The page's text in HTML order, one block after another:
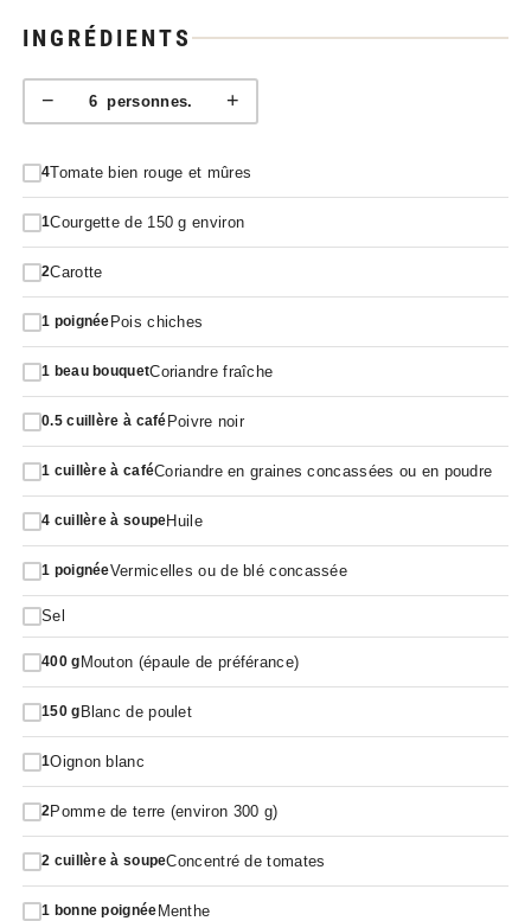
INGRÉDIENTS
− 6personnes. +
4Tomate bien rouge et mûres
1Courgette de 150 g environ
2Carotte
1 poignéePois chiches
1 beau bouquetCoriandre fraîche
0.5 cuillère à caféPoivre noir
1 cuillère à caféCoriandre en graines concassées ou en poudre
4 cuillère à soupeHuile
1 poignéeVermicelles ou de blé concassée
Sel
400 gMouton (épaule de préférance)
150 gBlanc de poulet
1Oignon blanc
2Pomme de terre (environ 300 g)
2 cuillère à soupeConcentré de tomates
1 bonne poignéeMenthe